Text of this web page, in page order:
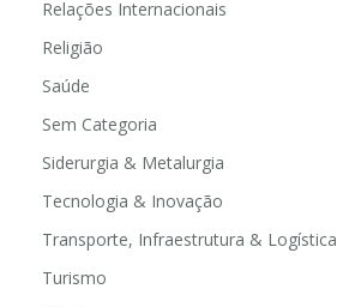
Relações Internacionais
Religião
Saúde
Sem Categoria
Siderurgia & Metalurgia
Tecnologia & Inovação
Transporte, Infraestrutura & Logística
Turismo